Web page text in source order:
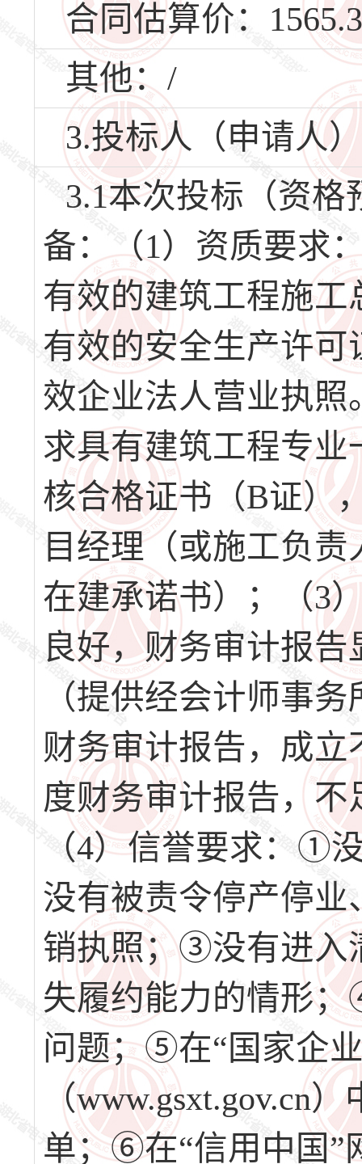
合同估算价：
其他：/
3.投标人（申请人
3.1本次投标（资
备：（1）资质要求
有效的建筑工程施
有效的安全生产许
效企业法人营业执
求具有建筑工程专
核合格证书（B证）
目经理（或施工负
在建承诺书）；（3
良好，财务审计报
（提供经会计师事
财务审计报告，成
度财务审计报告，
（4）信誉要求：①
没有被责令停产停
销执照；③没有进入
失履约能力的情形
问题；⑤在“国家企
（www.gsxt.gov.cn
单；⑥在“信用中国”